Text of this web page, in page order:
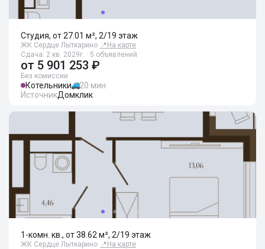
Студия, от 27.01 м², 2/19 этаж
ЖК Сердце Лыткарино 📍 На карте
Сдача: 2 кв. 2029г. · 5 объявлений
от 5 901 253 ₽
Без комиссии
Котельники
20 мин
ИсточникДомклик
1-комн. кв., от 38.62 м², 2/19 этаж
ЖК Сердце Лыткарино 📍 На карте